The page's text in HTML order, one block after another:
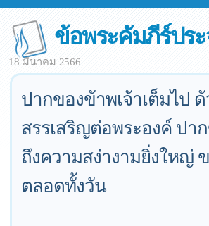
ข้อพระคัมภีร์ปร
18 มีนาคม 2566
ปากของข้าพเจ้าเต็มไป
สรรเสริญต่อพระองค์ ปา
ถึงความสง่างามยิ่งใหญ่
ตลอดทั้งวัน